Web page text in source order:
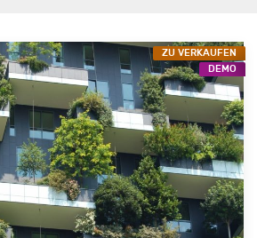
ZU VERKAUFEN
DEMO